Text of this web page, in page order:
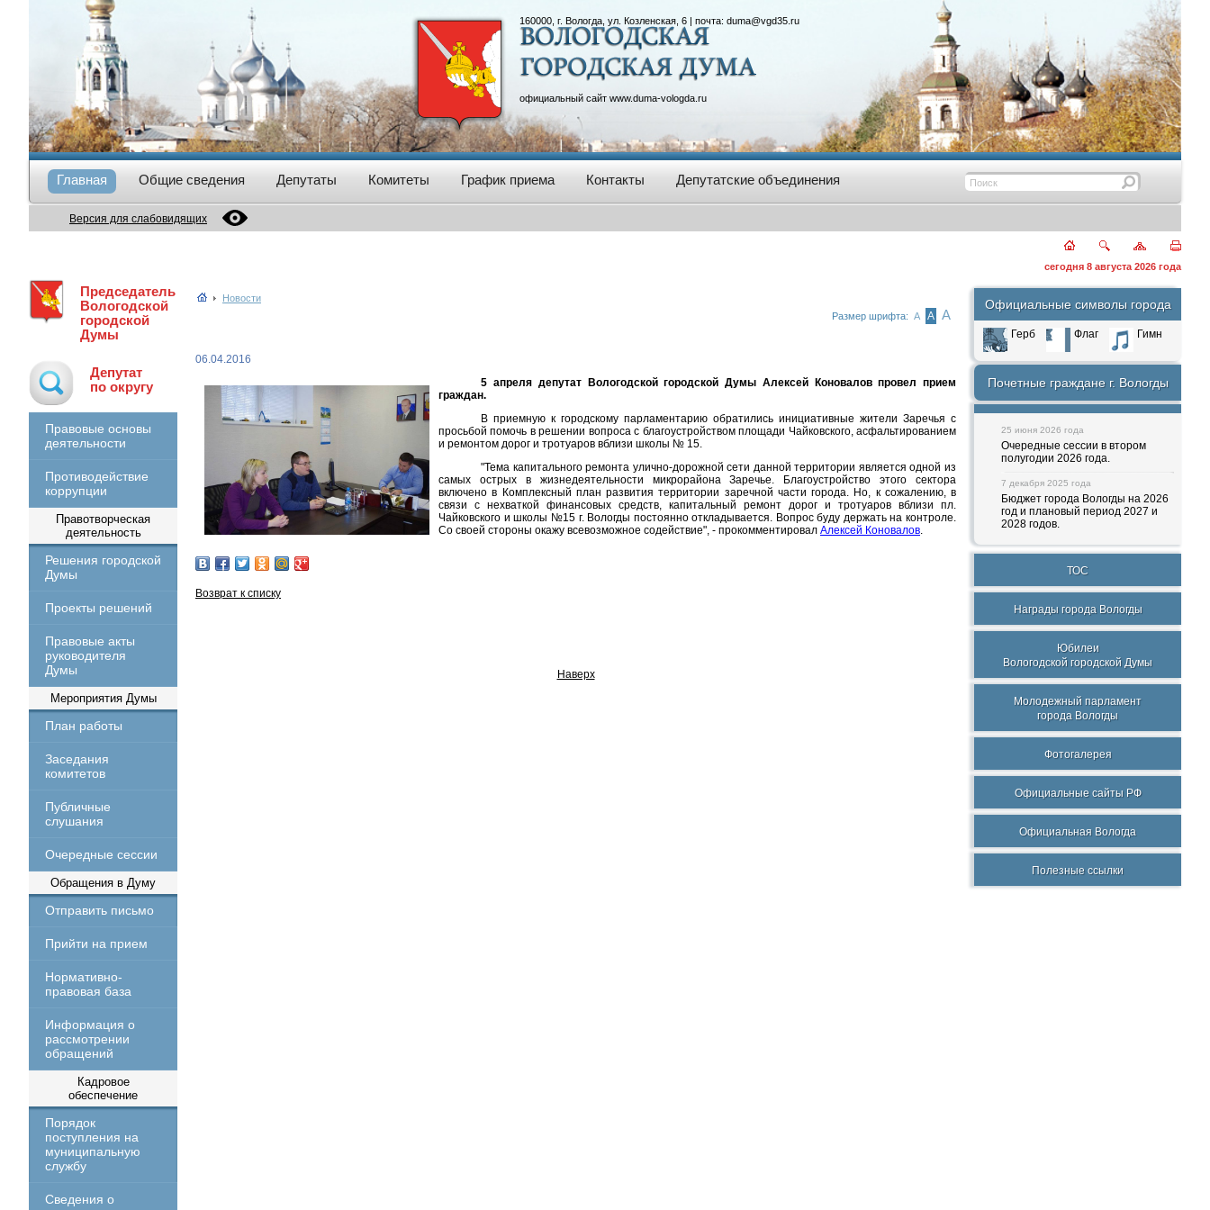
160000, г. Вологда, ул. Козленская, 6 | почта: duma@vgd35.ru
официальный сайт www.duma-vologda.ru
Главная Общие сведения Депутаты Комитеты График приема Контакты Депутатские объединения
Версия для слабовидящих
сегодня 8 августа 2026 года
Председатель
Вологодской
городской
Думы
Депутат
по округу
Правовые основы
деятельности
Противодействие
коррупции
Правотворческая
деятельность
Решения городской
Думы
Проекты решений
Правовые акты
руководителя
Думы
Мероприятия Думы
План работы
Заседания
комитетов
Публичные
слушания
Очередные сессии
Обращения в Думу
Отправить письмо
Прийти на прием
Нормативно-
правовая база
Информация о
рассмотрении
обращений
Кадровое
обеспечение
Порядок
поступления на
муниципальную
службу
Сведения о
Новости
Размер шрифта: А А А
06.04.2016
5 апреля депутат Вологодской городской Думы Алексей Коновалов провел прием
граждан.
В приемную к городскому парламентарию обратились инициативные жители Заречья с
просьбой помочь в решении вопроса с благоустройством площади Чайковского, асфальтированием
и ремонтом дорог и тротуаров вблизи школы № 15.
"Тема капитального ремонта улично-дорожной сети данной территории является одной из
самых острых в жизнедеятельности микрорайона Заречье. Благоустройство этого сектора
включено в Комплексный план развития территории заречной части города. Но, к сожалению, в
связи с нехваткой финансовых средств, капитальный ремонт дорог и тротуаров вблизи пл.
Чайковского и школы №15 г. Вологды постоянно откладывается. Вопрос буду держать на контроле.
Со своей стороны окажу всевозможное содействие", - прокомментировал Алексей Коновалов.
Возврат к списку
Наверх
Официальные символы города
Герб Флаг Гимн
Почетные граждане г. Вологды
25 июня 2026 года
Очередные сессии в втором
полугодии 2026 года.
7 декабря 2025 года
Бюджет города Вологды на 2026
год и плановый период 2027 и
2028 годов.
ТОС
Награды города Вологды
Юбилеи
Вологодской городской Думы
Молодежный парламент
города Вологды
Фотогалерея
Официальные сайты РФ
Официальная Вологда
Полезные ссылки